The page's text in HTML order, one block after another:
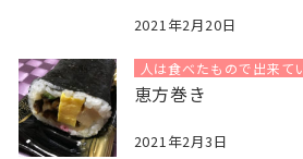
2021年2月20日
人は食べたもので出来て
恵方巻き
2021年2月3日